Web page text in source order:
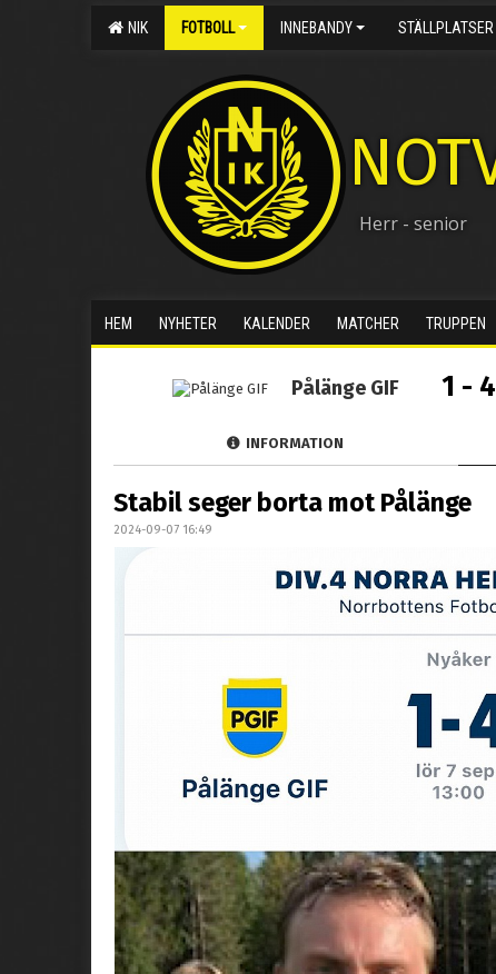
NIK FOTBOLL INNEBANDY STÄLLPLATSER
Herr - senior
HEM NYHETER KALENDER MATCHER TRUPPEN
Pålänge GIF 1 - 4
INFORMATION
Stabil seger borta mot Pålänge
2024-09-07 16:49